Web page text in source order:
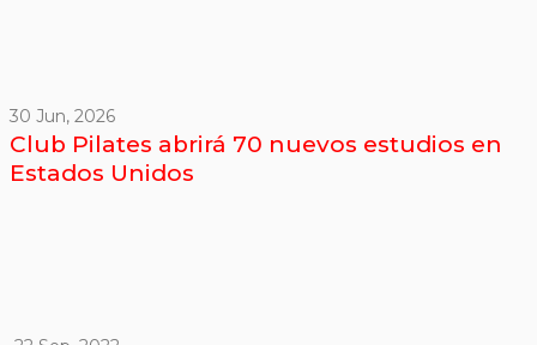
30 Jun, 2026
Club Pilates abrirá 70 nuevos estudios en
Estados Unidos